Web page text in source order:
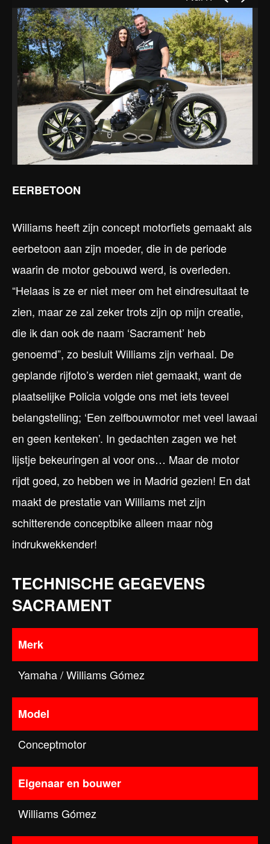
EERBETOON
Williams heeft zijn concept motorfiets gemaakt als
eerbetoon aan zijn moeder, die in de periode
waarin de motor gebouwd werd, is overleden.
“Helaas is ze er niet meer om het eindresultaat te
zien, maar ze zal zeker trots zijn op mijn creatie,
die ik dan ook de naam ‘Sacrament’ heb
genoemd”, zo besluit Williams zijn verhaal. De
geplande rijfoto’s werden niet gemaakt, want de
plaatselijke Policia volgde ons met iets teveel
belangstelling; ‘Een zelfbouwmotor met veel lawaai
en geen kenteken’. In gedachten zagen we het
lijstje bekeuringen al voor ons… Maar de motor
rijdt goed, zo hebben we in Madrid gezien! En dat
maakt de prestatie van Williams met zijn
schitterende conceptbike alleen maar nòg
indrukwekkender!
TECHNISCHE GEGEVENS
SACRAMENT
Merk
Yamaha / Williams Gómez
Model
Conceptmotor
Eigenaar en bouwer
Williams Gómez